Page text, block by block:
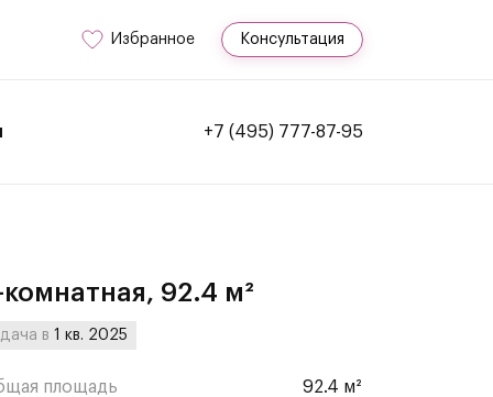
Избранное Консультация
+7 (495) 777-87-95
комнатная, 92.4 м²
в1 кв. 2025
площадь 92.4 м²